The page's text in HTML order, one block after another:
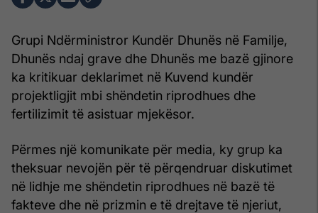
Grupi Ndërministror Kundër Dhunës në Familje,
Dhunës ndaj grave dhe Dhunës me bazë gjinore
ka kritikuar deklarimet në Kuvend kundër
projektligjit mbi shëndetin riprodhues dhe
fertilizimit të asistuar mjekësor.
Përmes një komunikate për media, ky grup ka
theksuar nevojën për të përqendruar diskutimet
në lidhje me shëndetin riprodhues në bazë të
fakteve dhe në prizmin e të drejtave të njeriut,